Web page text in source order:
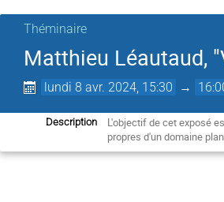
Théminaire
Matthieu Léautaud,
lundi 8 avr. 2024, 15:30 →
Description
L'objectif de cet exposé
propres d'un domaine